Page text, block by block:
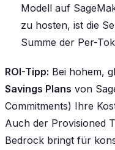
Modell auf
zu hosten, ist die
Summe der Per-
ROI-Tipp: Bei hohem,
Savings Plans von
Commitments) Ihre
Auch der Provisioned
Bedrock bringt für